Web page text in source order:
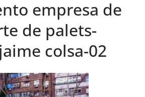
empresa de
de palets-
colsa-02